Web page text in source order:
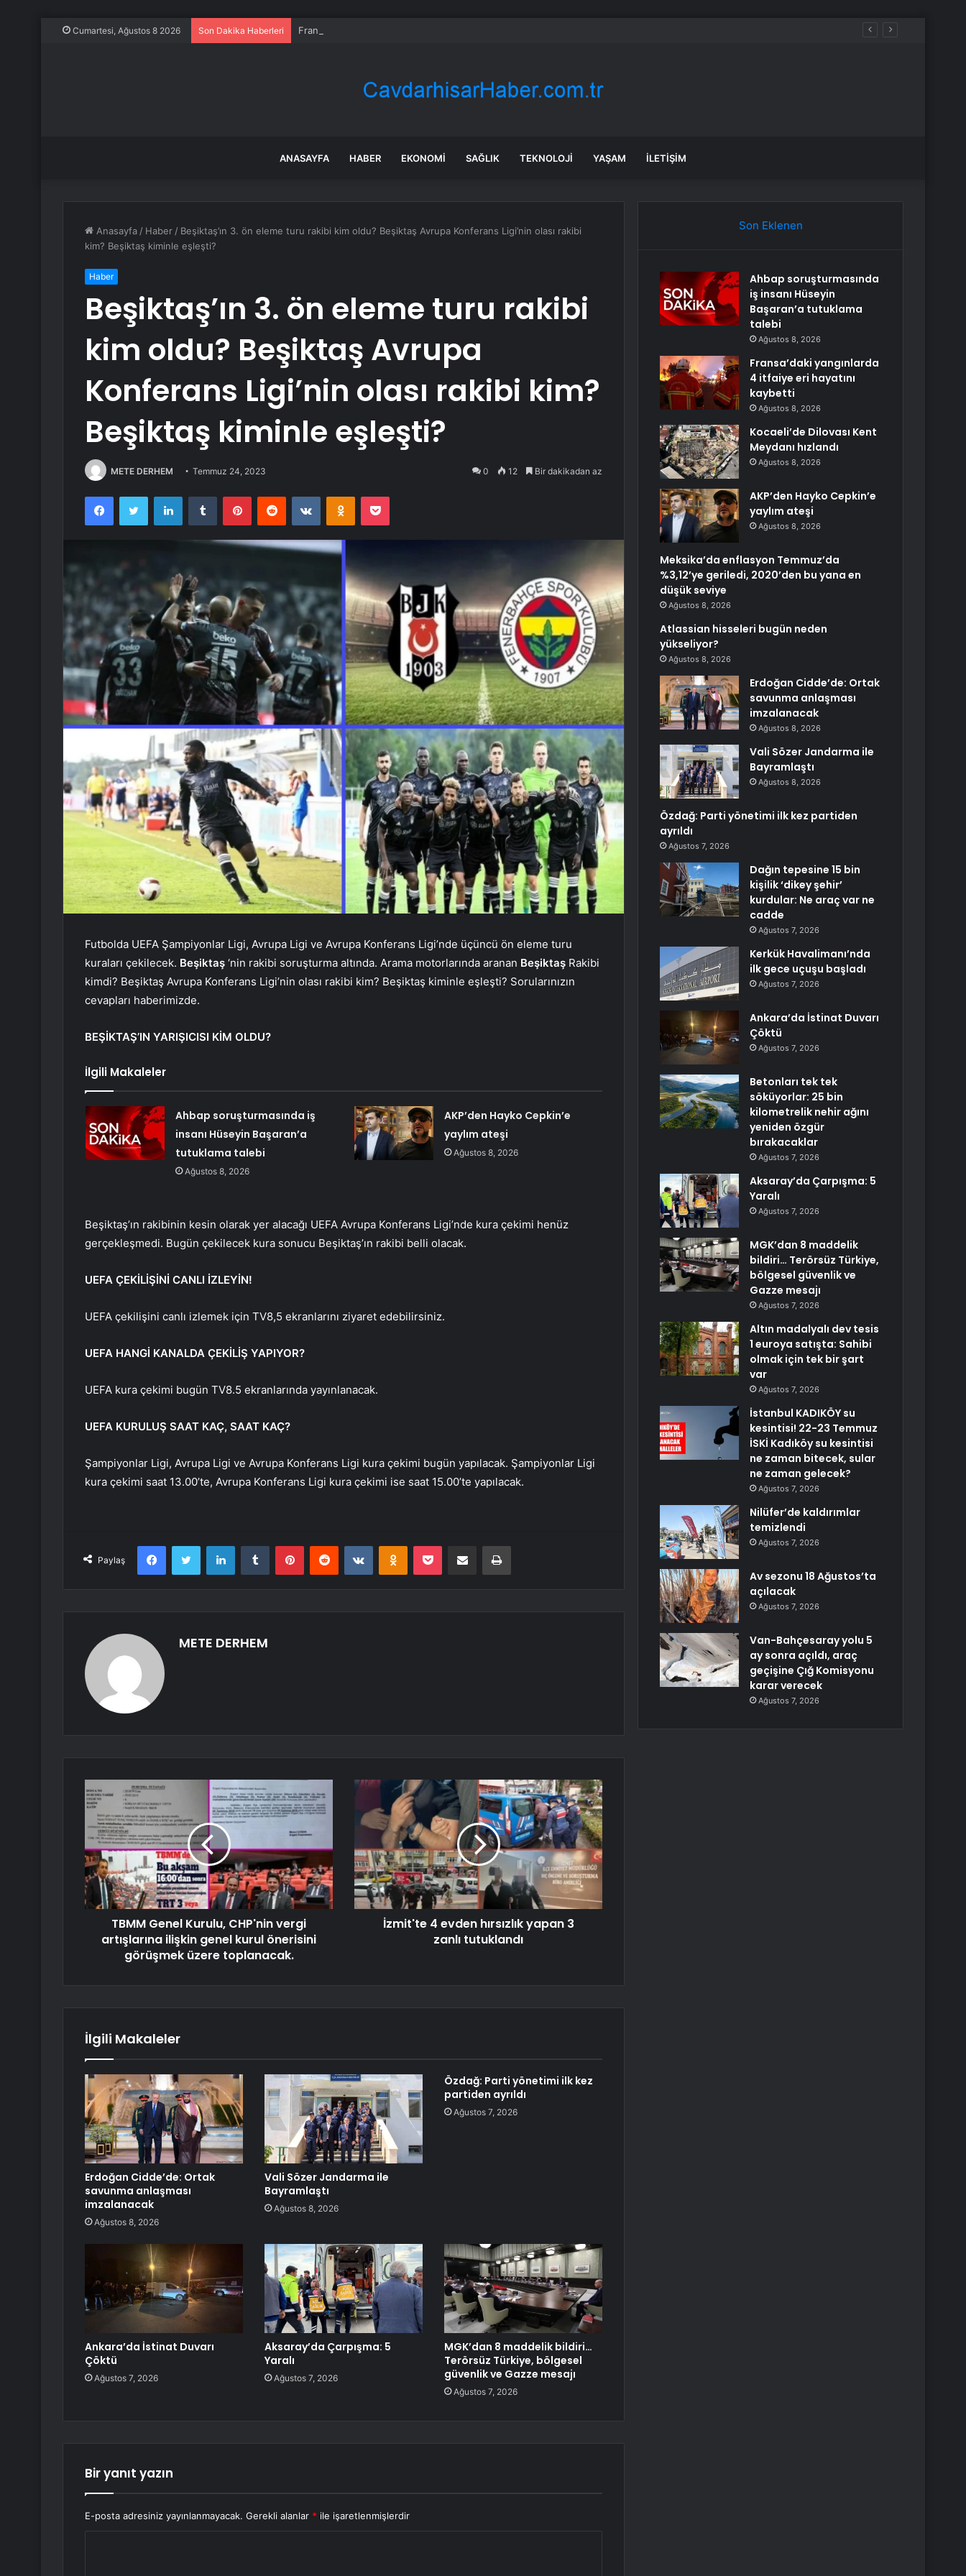
Cumartesi, Ağustos 8 2026 Son Dakika Haberleri Fransa’daki yangınlarda 4 itfaiye eri hayatını kaybetti
ANASAYFA HABER EKONOMI SAĞLIK TEKNOLOJI YAŞAM İLETIŞIM
Anasayfa / Haber / Beşiktaş’ın 3. ön eleme turu rakibi kim oldu? Beşiktaş Avrupa Konferans Ligi’nin olası rakibi
kim? Beşiktaş kiminle eşleşti?
Haber
Beşiktaş’ın 3. ön eleme turu rakibi
kim oldu? Beşiktaş Avrupa
Konferans Ligi’nin olası rakibi kim?
Beşiktaş kiminle eşleşti?
METE DERHEM Temmuz 24, 2023 0 12 Bir dakikadan az
FacebookTwitter LinkedInTumblr PinterestReddit VKontakteOdnoklassniki
Pocket
Futbolda UEFA Şampiyonlar Ligi, Avrupa Ligi ve Avrupa Konferans Ligi’nde üçüncü ön eleme turu
kuraları çekilecek. Beşiktaş ‘nin rakibi soruşturma altında. Arama motorlarında aranan Beşiktaş Rakibi
kimdi? Beşiktaş Avrupa Konferans Ligi’nin olası rakibi kim? Beşiktaş kiminle eşleşti? Sorularınızın
cevapları haberimizde.
BEŞİKTAŞ’IN YARIŞICISI KİM OLDU?
İlgili Makaleler
Ahbap soruşturmasında iş
insanı Hüseyin Başaran’a
tutuklama talebi
Ağustos 8, 2026
AKP’den Hayko Cepkin’e
yaylım ateşi
Ağustos 8, 2026
Beşiktaş’ın rakibinin kesin olarak yer alacağı UEFA Avrupa Konferans Ligi’nde kura çekimi henüz
gerçekleşmedi. Bugün çekilecek kura sonucu Beşiktaş’ın rakibi belli olacak.
UEFA ÇEKİLİŞİNİ CANLI İZLEYİN!
UEFA çekilişini canlı izlemek için TV8,5 ekranlarını ziyaret edebilirsiniz.
UEFA HANGİ KANALDA ÇEKİLİŞ YAPIYOR?
UEFA kura çekimi bugün TV8.5 ekranlarında yayınlanacak.
UEFA KURULUŞ SAAT KAÇ, SAAT KAÇ?
Şampiyonlar Ligi, Avrupa Ligi ve Avrupa Konferans Ligi kura çekimi bugün yapılacak. Şampiyonlar Ligi
kura çekimi saat 13.00’te, Avrupa Konferans Ligi kura çekimi ise saat 15.00’te yapılacak.
Paylaş
FacebookTwitter LinkedInTumblr PinterestReddit VKontakteOdnoklassniki
Pocket E-Posta ile paylaş Yazdır
METE DERHEM
TBMM Genel Kurulu, CHP'nin vergi
artışlarına ilişkin genel kurul önerisini
görüşmek üzere toplanacak.
İzmit'te 4 evden hırsızlık yapan 3
zanlı tutuklandı
İlgili Makaleler
Erdoğan Cidde’de: Ortak
savunma anlaşması
imzalanacak
Ağustos 8, 2026
Vali Sözer Jandarma ile
Bayramlaştı
Ağustos 8, 2026
Özdağ: Parti yönetimi ilk kez
partiden ayrıldı
Ağustos 7, 2026
Ankara’da İstinat Duvarı
Çöktü
Ağustos 7, 2026
Aksaray’da Çarpışma: 5
Yaralı
Ağustos 7, 2026
MGK’dan 8 maddelik bildiri…
Terörsüz Türkiye, bölgesel
güvenlik ve Gazze mesajı
Ağustos 7, 2026
Bir yanıt yazın
E-posta adresiniz yayınlanmayacak. Gerekli alanlar * ile işaretlenmişlerdir
Son Eklenen
Ahbap soruşturmasında
iş insanı Hüseyin
Başaran’a tutuklama
talebi
Ağustos 8, 2026
Fransa’daki yangınlarda
4 itfaiye eri hayatını
kaybetti
Ağustos 8, 2026
Kocaeli’de Dilovası Kent
Meydanı hızlandı
Ağustos 8, 2026
AKP’den Hayko Cepkin’e
yaylım ateşi
Ağustos 8, 2026
Meksika’da enflasyon Temmuz’da
%3,12’ye geriledi, 2020’den bu yana en
düşük seviye
Ağustos 8, 2026
Atlassian hisseleri bugün neden
yükseliyor?
Ağustos 8, 2026
Erdoğan Cidde’de: Ortak
savunma anlaşması
imzalanacak
Ağustos 8, 2026
Vali Sözer Jandarma ile
Bayramlaştı
Ağustos 8, 2026
Özdağ: Parti yönetimi ilk kez partiden
ayrıldı
Ağustos 7, 2026
Dağın tepesine 15 bin
kişilik ‘dikey şehir’
kurdular: Ne araç var ne
cadde
Ağustos 7, 2026
Kerkük Havalimanı’nda
ilk gece uçuşu başladı
Ağustos 7, 2026
Ankara’da İstinat Duvarı
Çöktü
Ağustos 7, 2026
Betonları tek tek
söküyorlar: 25 bin
kilometrelik nehir ağını
yeniden özgür
bırakacaklar
Ağustos 7, 2026
Aksaray’da Çarpışma: 5
Yaralı
Ağustos 7, 2026
MGK’dan 8 maddelik
bildiri… Terörsüz Türkiye,
bölgesel güvenlik ve
Gazze mesajı
Ağustos 7, 2026
Altın madalyalı dev tesis
1 euroya satışta: Sahibi
olmak için tek bir şart
var
Ağustos 7, 2026
İstanbul KADIKÖY su
kesintisi! 22-23 Temmuz
İSKİ Kadıköy su kesintisi
ne zaman bitecek, sular
ne zaman gelecek?
Ağustos 7, 2026
Nilüfer’de kaldırımlar
temizlendi
Ağustos 7, 2026
Av sezonu 18 Ağustos’ta
açılacak
Ağustos 7, 2026
Van-Bahçesaray yolu 5
ay sonra açıldı, araç
geçişine Çığ Komisyonu
karar verecek
Ağustos 7, 2026